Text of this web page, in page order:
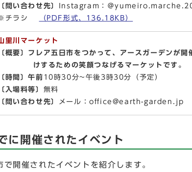
〔問い合わせ先〕
Instagram：＠
チラシ
（PDF形式、136.18KB）
里川マーケット
〔概要〕フレア五日市をつかって、アースガーデン
けするための笑顔つなげるマーケットです。
〔時間〕午前 10時30分~午後3時30分（予定）
〔入場料等〕 無料
〔問い合わせ先〕
メール：office@earth-garden.jp
に開催されたイベント
で開催されたイベントを紹介します。